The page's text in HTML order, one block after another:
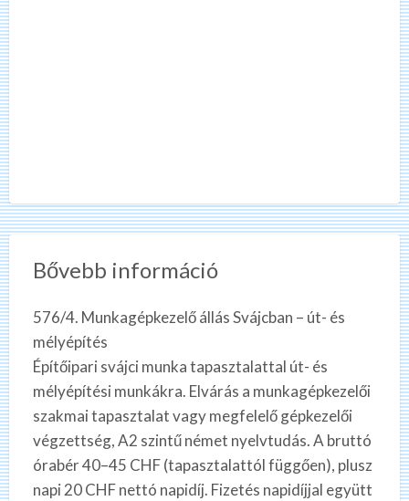
Bővebb információ
576/4. Munkagépkezelő állás Svájcban – út- és
mélyépítés
Építőipari svájci munka tapasztalattal út- és
mélyépítési munkákra. Elvárás a munkagépkezelői
szakmai tapasztalat vagy megfelelő gépkezelői
végzettség, A2 szintű német nyelvtudás. A bruttó
órabér 40–45 CHF (tapasztalattól függően), plusz
napi 20 CHF nettó napidíj. Fizetés napidíjjal együtt